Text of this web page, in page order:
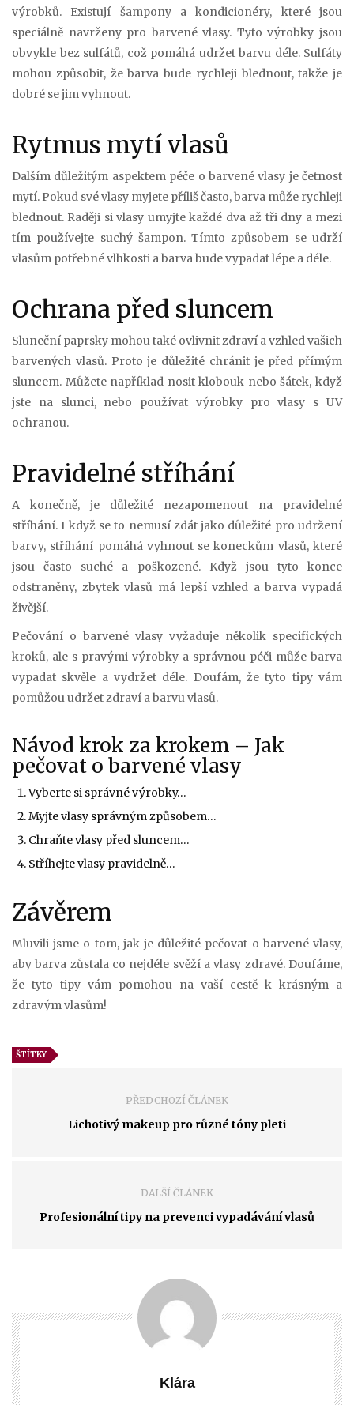
výrobků. Existují šampony a kondicionéry, které jsou
speciálně navrženy pro barvené vlasy. Tyto výrobky jsou
obvykle bez sulfátů, což pomáhá udržet barvu déle. Sulfáty
mohou způsobit, že barva bude rychleji blednout, takže je
dobré se jim vyhnout.
Rytmus mytí vlasů
Dalším důležitým aspektem péče o barvené vlasy je četnost
mytí. Pokud své vlasy myjete příliš často, barva může rychleji
blednout. Raději si vlasy umyjte každé dva až tři dny a mezi
tím používejte suchý šampon. Tímto způsobem se udrží
vlasům potřebné vlhkosti a barva bude vypadat lépe a déle.
Ochrana před sluncem
Sluneční paprsky mohou také ovlivnit zdraví a vzhled vašich
barvených vlasů. Proto je důležité chránit je před přímým
sluncem. Můžete například nosit klobouk nebo šátek, když
jste na slunci, nebo používat výrobky pro vlasy s UV
ochranou.
Pravidelné stříhání
A konečně, je důležité nezapomenout na pravidelné
stříhání. I když se to nemusí zdát jako důležité pro udržení
barvy, stříhání pomáhá vyhnout se koneckům vlasů, které
jsou často suché a poškozené. Když jsou tyto konce
odstraněny, zbytek vlasů má lepší vzhled a barva vypadá
živější.
Pečování o barvené vlasy vyžaduje několik specifických
kroků, ale s pravými výrobky a správnou péči může barva
vypadat skvěle a vydržet déle. Doufám, že tyto tipy vám
pomůžou udržet zdraví a barvu vlasů.
Návod krok za krokem – Jak
pečovat o barvené vlasy
Vyberte si správné výrobky…
Myjte vlasy správným způsobem…
Chraňte vlasy před sluncem…
Stříhejte vlasy pravidelně…
Závěrem
Mluvili jsme o tom, jak je důležité pečovat o barvené vlasy,
aby barva zůstala co nejdéle svěží a vlasy zdravé. Doufáme,
že tyto tipy vám pomohou na vaší cestě k krásným a
zdravým vlasům!
ŠTÍTKY
PŘEDCHOZÍ ČLÁNEK
Lichotivý makeup pro různé tóny pleti
DALŠÍ ČLÁNEK
Profesionální tipy na prevenci vypadávání vlasů
Klára